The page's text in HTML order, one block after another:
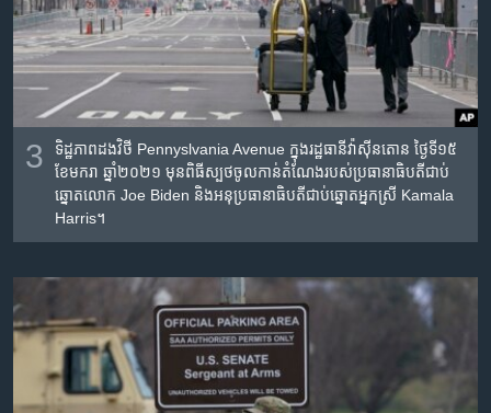
3
ទិដ្ឋភាពដងវិថី Pennyslvania Avenue ក្នុងរដ្ឋធានីវ៉ាស៊ីនតោន ថ្ងៃទី១៥
ខែមករា ឆ្នាំ២០២១ មុនពិធីស្បថចូលកាន់តំណែងរបស់ប្រធានាធិបតីជាប់
ឆ្នោតលោក Joe Biden និងអនុប្រធានាធិបតីជាប់ឆ្នោតអ្នកស្រី Kamala
Harris។